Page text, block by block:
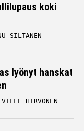
koki
SILTANEN
lyönyt hanskat
VILLE HIRVONEN